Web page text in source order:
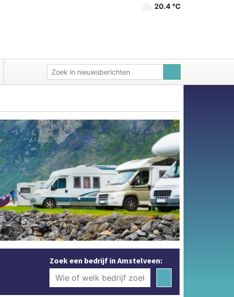
20.4 ℃
Zoek een bedrijf in Amstelveen: